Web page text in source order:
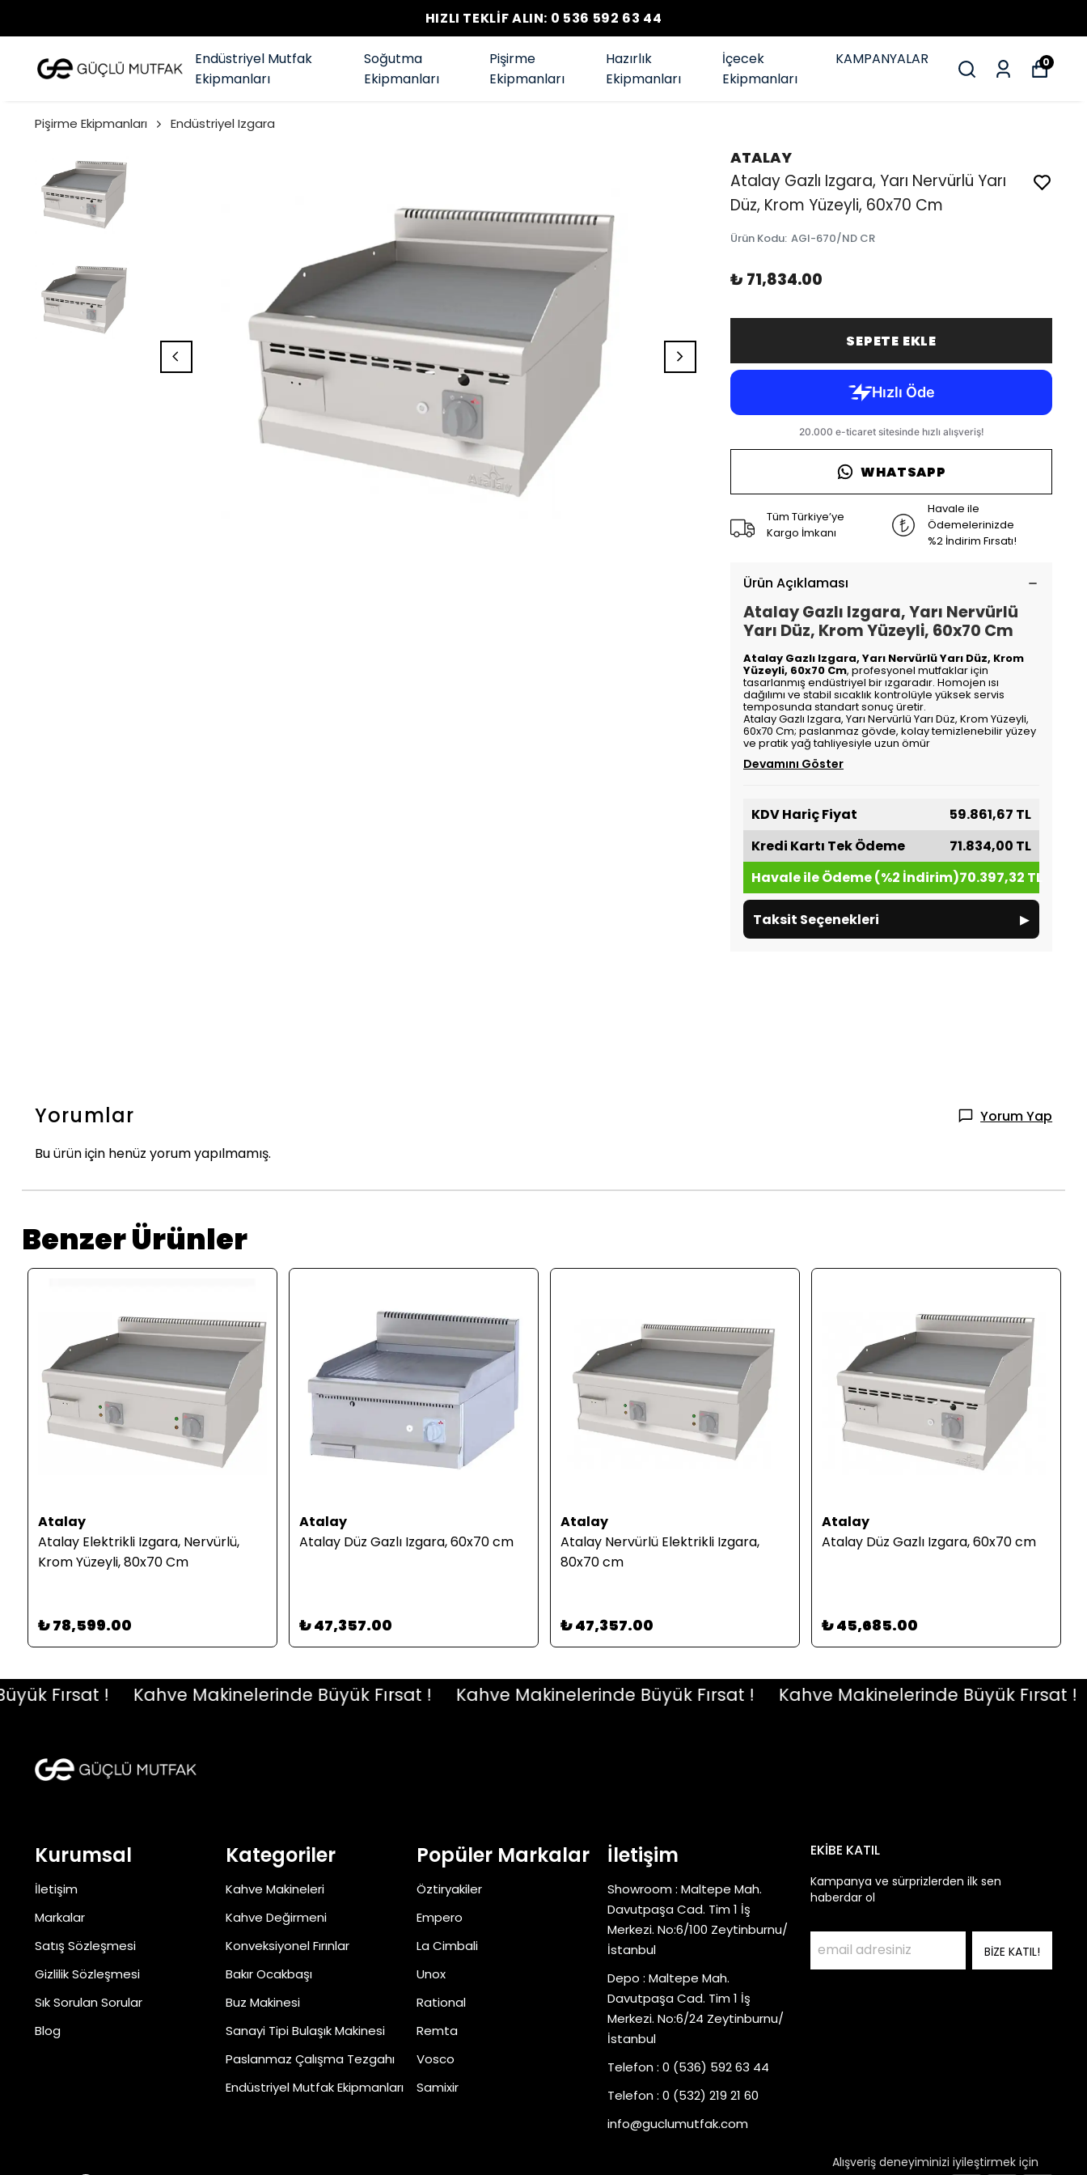
HIZLI TEKLİF ALIN: 0 536 592 63 44
Endüstriyel Mutfak
Ekipmanları
Soğutma
Ekipmanları
Pişirme
Ekipmanları
Hazırlık
Ekipmanları
İçecek
Ekipmanları
KAMPANYALAR 0
Alışveriş deneyiminizi iyileştirmek için
Pişirme Ekipmanları Endüstriyel Izgara
ATALAY
Atalay Gazlı Izgara, Yarı Nervürlü Yarı
Düz, Krom Yüzeyli, 60x70 Cm
Ürün Kodu: AGI-670/ND CR
₺ 71,834.00
SEPETE EKLE
WHATSAPP
Tüm Türkiye’ye
Kargo İmkanı
Havale ile
Ödemelerinizde
%2 İndirim Fırsatı!
Ürün Açıklaması
Atalay Gazlı Izgara, Yarı Nervürlü
Yarı Düz, Krom Yüzeyli, 60x70 Cm
Atalay Gazlı Izgara, Yarı Nervürlü Yarı Düz, Krom
Yüzeyli, 60x70 Cm, profesyonel mutfaklar için
tasarlanmış endüstriyel bir ızgaradır. Homojen ısı
dağılımı ve stabil sıcaklık kontrolüyle yüksek servis
temposunda standart sonuç üretir.
Atalay Gazlı Izgara, Yarı Nervürlü Yarı Düz, Krom Yüzeyli,
60x70 Cm; paslanmaz gövde, kolay temizlenebilir yüzey
ve pratik yağ tahliyesiyle uzun ömür
Devamını Göster
KDV Hariç Fiyat
59.861,67 TL
Kredi Kartı Tek Ödeme
71.834,00 TL
Havale ile Ödeme (%2 İndirim)70.397,32 TL
Taksit Seçenekleri ▸
Yorumlar Yorum Yap
Bu ürün için henüz yorum yapılmamış.
Benzer Ürünler
Atalay
Atalay Elektrikli Izgara, Nervürlü,
Krom Yüzeyli, 80x70 Cm
₺ 78,599.00
Atalay
Atalay Düz Gazlı Izgara, 60x70 cm
₺ 47,357.00
Atalay
Atalay Nervürlü Elektrikli Izgara,
80x70 cm
₺ 47,357.00
Atalay
Atalay Düz Gazlı Izgara, 60x70 cm
₺ 45,685.00
Fırsat ! Kahve Makinelerinde Büyük Fırsat ! Kahve Makinelerinde Büyük Fırsat ! Kahve Makinelerinde Büyük Fırsat !
Kurumsal
İletişim
Markalar
Satış Sözleşmesi
Gizlilik Sözleşmesi
Sık Sorulan Sorular
Blog
Kategoriler
Kahve Makineleri
Kahve Değirmeni
Konveksiyonel Fırınlar
Bakır Ocakbaşı
Buz Makinesi
Sanayi Tipi Bulaşık Makinesi
Paslanmaz Çalışma Tezgahı
Endüstriyel Mutfak Ekipmanları
Popüler Markalar
Öztiryakiler
Empero
La Cimbali
Unox
Rational
Remta
Vosco
Samixir
İletişim
Showroom : Maltepe Mah.
Davutpaşa Cad. Tim 1 İş
Merkezi. No:6/100 Zeytinburnu/
İstanbul
Depo : Maltepe Mah.
Davutpaşa Cad. Tim 1 İş
Merkezi. No:6/24 Zeytinburnu/
İstanbul
Telefon : 0 (536) 592 63 44
Telefon : 0 (532) 219 21 60
info@guclumutfak.com
EKİBE KATIL
Kampanya ve sürprizlerden ilk sen
haberdar ol
BİZE KATIL!